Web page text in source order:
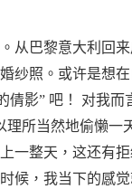
一
样
浪
漫！
从巴黎意大利回
纱照。或许是想
倩影” 吧！ 对我而
所当然地偷懒一
一整天，这还有拒
候，我当下的感